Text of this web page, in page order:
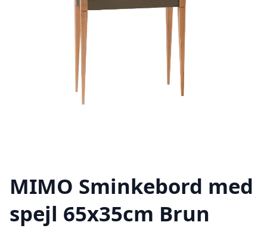
MIMO Sminkebord med
spejl 65x35cm Brun